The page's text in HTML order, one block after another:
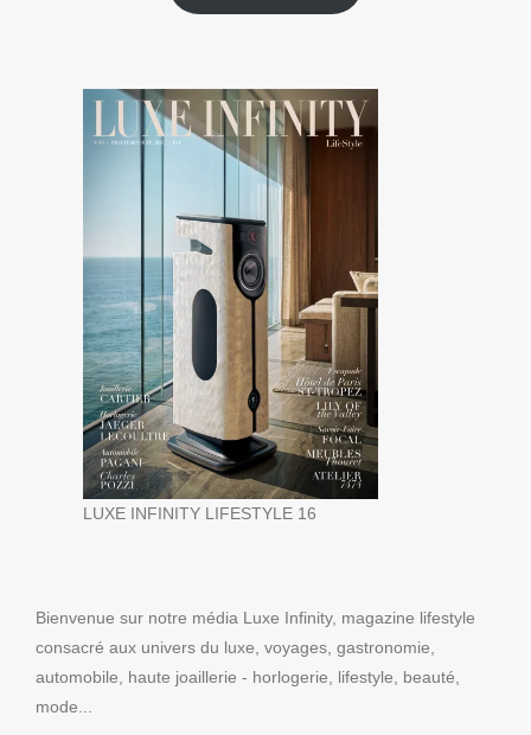
LUXE INFINITY LIFESTYLE 16
Bienvenue sur notre média Luxe Infinity, magazine lifestyle
consacré aux univers du luxe, voyages, gastronomie,
automobile, haute joaillerie - horlogerie, lifestyle, beauté,
mode...